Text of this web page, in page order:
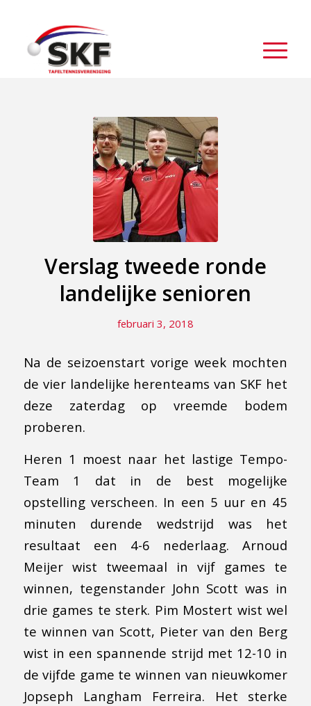
Verslag tweede ronde
landelijke senioren
februari 3, 2018
Na de seizoenstart vorige week mochten
de vier landelijke herenteams van SKF het
deze zaterdag op vreemde bodem
proberen.
Heren 1 moest naar het lastige Tempo-
Team 1 dat in de best mogelijke
opstelling verscheen. In een 5 uur en 45
minuten durende wedstrijd was het
resultaat een 4-6 nederlaag. Arnoud
Meijer wist tweemaal in vijf games te
winnen, tegenstander John Scott was in
drie games te sterk. Pim Mostert wist wel
te winnen van Scott, Pieter van den Berg
wist in een spannende strijd met 12-10 in
de vijfde game te winnen van nieuwkomer
Jopseph Langham Ferreira. Het sterke